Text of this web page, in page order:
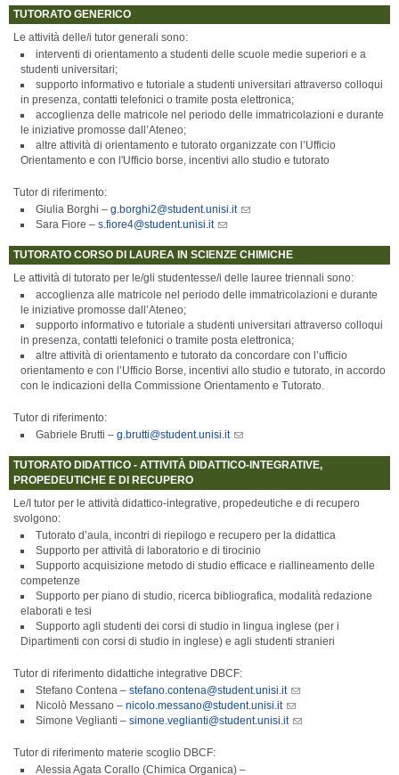
TUTORATO GENERICO
Le attività delle/i tutor generali sono:
interventi di orientamento a studenti delle scuole medie superiori e a
studenti universitari;
supporto informativo e tutoriale a studenti universitari attraverso colloqui
in presenza, contatti telefonici o tramite posta elettronica;
accoglienza delle matricole nel periodo delle immatricolazioni e durante
le iniziative promosse dall’Ateneo;
altre attività di orientamento e tutorato organizzate con l’Ufficio
Orientamento e con l'Ufficio borse, incentivi allo studio e tutorato
Tutor di riferimento:
Giulia Borghi –g.borghi2@student.unisi.it
Sara Fiore –s.fiore4@student.unisi.it
TUTORATO CORSO DI LAUREA IN SCIENZE CHIMICHE
Le attività di tutorato per le/gli studentesse/i delle lauree triennali sono:
accoglienza alle matricole nel periodo delle immatricolazioni e durante
le iniziative promosse dall’Ateneo;
supporto informativo e tutoriale a studenti universitari attraverso colloqui
in presenza, contatti telefonici o tramite posta elettronica;
altre attività di orientamento e tutorato da concordare con l’ufficio
orientamento e con l’Ufficio Borse, incentivi allo studio e tutorato, in accordo
con le indicazioni della Commissione Orientamento e Tutorato.
Tutor di riferimento:
Gabriele Brutti –g.brutti@student.unisi.it
TUTORATO DIDATTICO - ATTIVITÀ DIDATTICO-INTEGRATIVE,
PROPEDEUTICHE E DI RECUPERO
Le/I tutor per le attività didattico-integrative, propedeutiche e di recupero
svolgono:
Tutorato d’aula, incontri di riepilogo e recupero per la didattica
Supporto per attività di laboratorio e di tirocinio
Supporto acquisizione metodo di studio efficace e riallineamento delle
competenze
Supporto per piano di studio, ricerca bibliografica, modalità redazione
elaborati e tesi
Supporto agli studenti dei corsi di studio in lingua inglese (per i
Dipartimenti con corsi di studio in inglese) e agli studenti stranieri
Tutor di riferimento didattiche integrative DBCF:
Stefano Contena –stefano.contena@student.unisi.it
Nicolò Messano –nicolo.messano@student.unisi.it
Simone Veglianti –simone.veglianti@student.unisi.it
Tutor di riferimento materie scoglio DBCF:
Alessia Agata Corallo (Chimica Organica) –